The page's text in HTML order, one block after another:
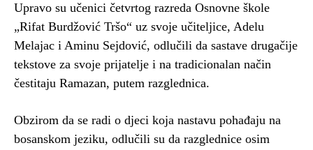
Upravo su učenici četvrtog razreda Osnovne škole
„Rifat Burdžović Tršo“ uz svoje učiteljice, Adelu
Melajac i Aminu Sejdović, odlučili da sastave drugačije
tekstove za svoje prijatelje i na tradicionalan način
čestitaju Ramazan, putem razglednica.
Obzirom da se radi o djeci koja nastavu pohađaju na
bosanskom jeziku, odlučili su da razglednice osim